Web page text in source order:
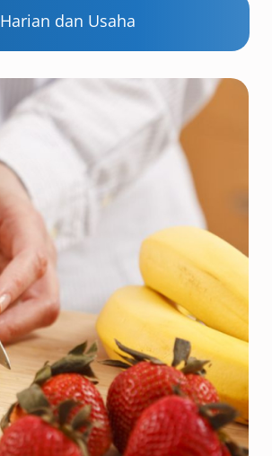
dan Usaha